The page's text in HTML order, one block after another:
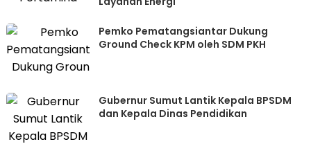
Pemko Pematangsiantar Dukung
Ground Check KPM oleh SDM PKH
Gubernur Sumut Lantik Kepala BPSDM
dan Kepala Dinas Pendidikan